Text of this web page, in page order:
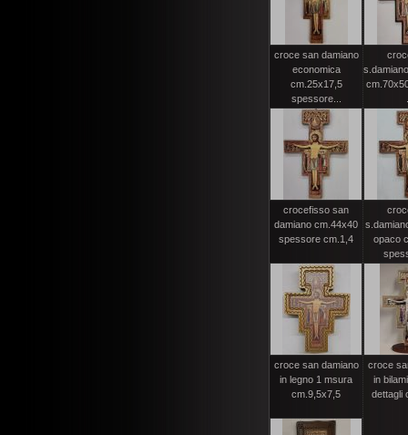
croce san damiano
economica
cm.25x17,5
spessore...
crocefisso san
damiano cm.44x40
spessore cm.1,4
opaco
croce san damiano
in legno 1 msura
cm.9,5x7,5
croce
in
dettagli